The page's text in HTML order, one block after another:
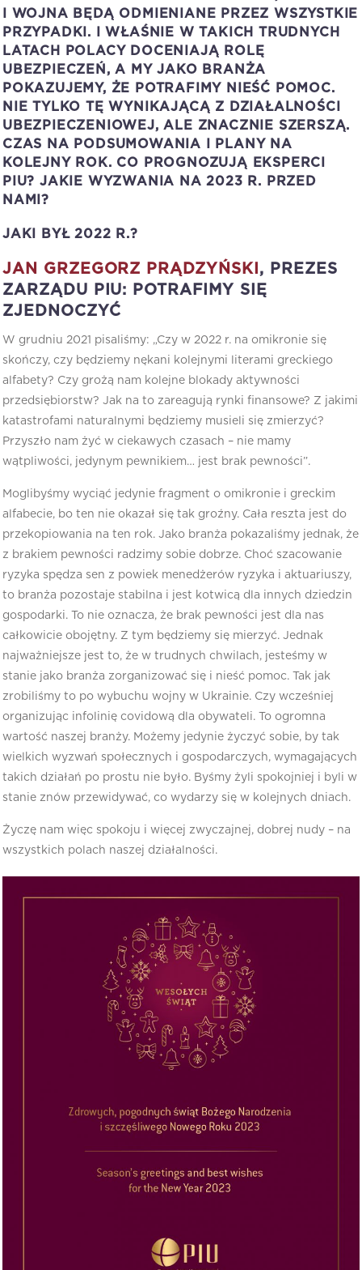
I WOJNA BĘDĄ ODMIENIANE PRZEZ WSZYSTKIE
PRZYPADKI. I WŁAŚNIE W TAKICH TRUDNYCH
LATACH POLACY DOCENIAJĄ ROLĘ
UBEZPIECZEŃ, A MY JAKO BRANŻA
POKAZUJEMY, ŻE POTRAFIMY NIEŚĆ POMOC.
NIE TYLKO TĘ WYNIKAJĄCĄ Z DZIAŁALNOŚCI
UBEZPIECZENIOWEJ, ALE ZNACZNIE SZERSZĄ.
CZAS NA PODSUMOWANIA I PLANY NA
KOLEJNY ROK. CO PROGNOZUJĄ EKSPERCI
PIU? JAKIE WYZWANIA NA 2023 R. PRZED
NAMI?
JAKI BYŁ 2022 R.?
JAN GRZEGORZ PRĄDZYŃSKI , PREZES
ZARZĄDU PIU: POTRAFIMY SIĘ
ZJEDNOCZYĆ
W grudniu 2021 pisaliśmy: „Czy w 2022 r. na omikronie się
skończy, czy będziemy nękani kolejnymi literami greckiego
alfabety? Czy grożą nam kolejne blokady aktywności
przedsiębiorstw? Jak na to zareagują rynki finansowe? Z jakimi
katastrofami naturalnymi będziemy musieli się zmierzyć?
Przyszło nam żyć w ciekawych czasach – nie mamy
wątpliwości, jedynym pewnikiem… jest brak pewności”.
Moglibyśmy wyciąć jedynie fragment o omikronie i greckim
alfabecie, bo ten nie okazał się tak groźny. Cała reszta jest do
przekopiowania na ten rok. Jako branża pokazaliśmy jednak, że
z brakiem pewności radzimy sobie dobrze. Choć szacowanie
ryzyka spędza sen z powiek menedżerów ryzyka i aktuariuszy,
to branża pozostaje stabilna i jest kotwicą dla innych dziedzin
gospodarki. To nie oznacza, że brak pewności jest dla nas
całkowicie obojętny. Z tym będziemy się mierzyć. Jednak
najważniejsze jest to, że w trudnych chwilach, jesteśmy w
stanie jako branża zorganizować się i nieść pomoc. Tak jak
zrobiliśmy to po wybuchu wojny w Ukrainie. Czy wcześniej
organizując infolinię covidową dla obywateli. To ogromna
wartość naszej branży. Możemy jedynie życzyć sobie, by tak
wielkich wyzwań społecznych i gospodarczych, wymagających
takich działań po prostu nie było. Byśmy żyli spokojniej i byli w
stanie znów przewidywać, co wydarzy się w kolejnych dniach.
Życzę nam więc spokoju i więcej zwyczajnej, dobrej nudy – na
wszystkich polach naszej działalności.